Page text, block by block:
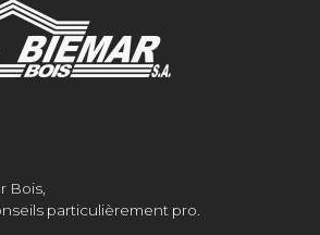
Bois,
particulièrement pro.